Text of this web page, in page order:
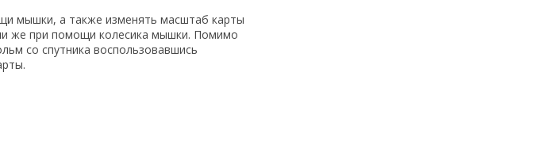
мышки, а также изменять масштаб карты
же при помощи колесика мышки. Помимо
со спутника воспользовавшись